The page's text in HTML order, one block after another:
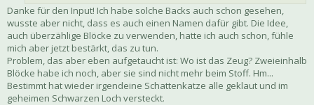
Danke für den Input! Ich habe solche Backs auch schon gesehen,
wusste aber nicht, dass es auch einen Namen dafür gibt. Die Idee,
auch überzählige Blöcke zu verwenden, hatte ich auch schon, fühle
mich aber jetzt bestärkt, das zu tun.
Problem, das aber eben aufgetaucht ist: Wo ist das Zeug? Zweieinhalb
Blöcke habe ich noch, aber sie sind nicht mehr beim Stoff. Hm...
Bestimmt hat wieder irgendeine Schattenkatze alle geklaut und im
geheimen Schwarzen Loch versteckt.